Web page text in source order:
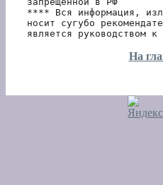
**** Вся информация,
носит сугубо
является руководством к
На